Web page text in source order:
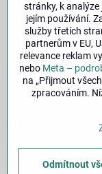
Informace o
Právo na
Postup a podmínky
Impresum
Údaje o
Bezpečnost
stránky, k
jejím používání.
služby třetích
partnerům v EU,
relevance reklam
nebo Meta –
na „Přijmout
zpracováním.
Odmítnout